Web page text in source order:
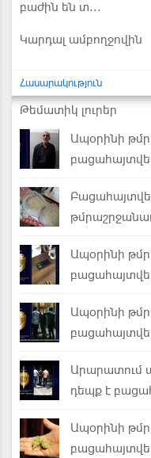
բաժին են տ...
Կարդալ ամբողջովին
Հասարակություն
Թեմատիկ լուրեր
Ապօրինի
Ապօրինի
Ապօրինի
Արարատում
դեպք է
Ապօրինի